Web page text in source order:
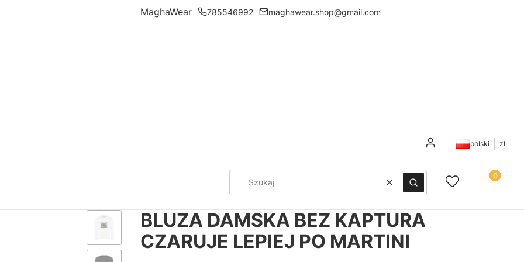
MaghaWear 785546992 maghawear.shop@gmail.com
Zaloguj siępolski zł
WyczyśćSzukaj
Ulubione Koszyk
BLUZA DAMSKA BEZ KAPTURA
CZARUJE LEPIEJ PO MARTINI